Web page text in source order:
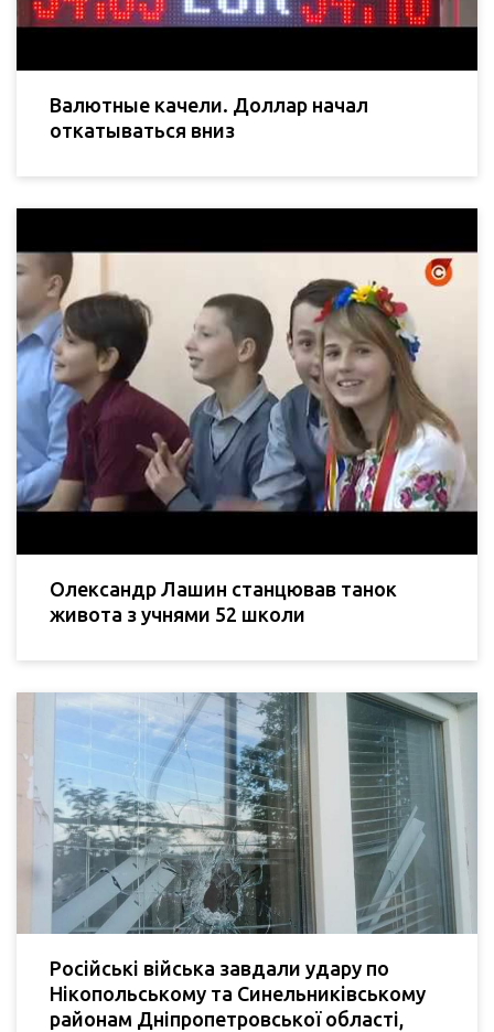
Валютные качели. Доллар начал
откатываться вниз
Олександр Лашин станцював танок
живота з учнями 52 школи
Російські війська завдали удару по
Нікопольському та Синельниківському
районам Дніпропетровської області,